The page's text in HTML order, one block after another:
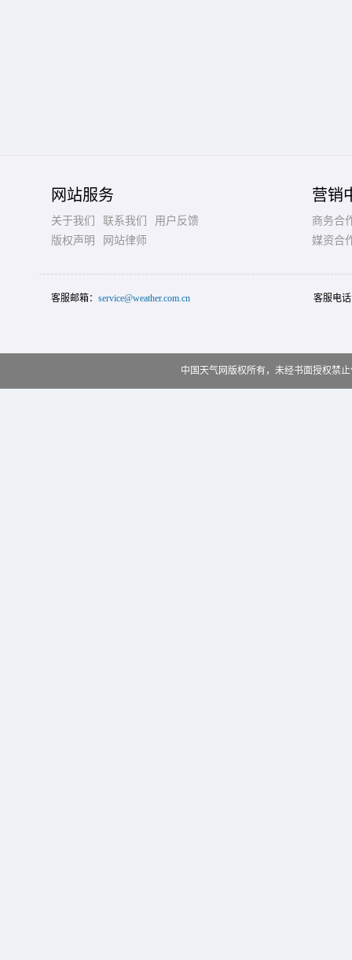
网站服务
关于我们 联系我们
用户反馈
版权声明
网站律师
营销
商务合
媒资合
客服邮箱： service@weather.com.cn 客服电
中国天气网版权所有，未经书面授权